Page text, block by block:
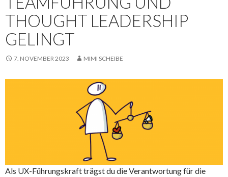
THOUGHT LEADERSHIP
GELINGT
7. NOVEMBER 2023 MIMI SCHEIBE
Als UX-Führungskraft trägst du die Verantwortung für die